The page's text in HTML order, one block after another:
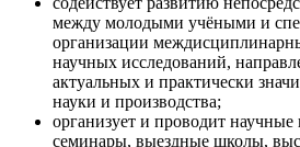
между молодыми учёными и
организации
научных исследований,
актуальных и практически
науки и производства;
организует и проводит
семинары, выездные школы,